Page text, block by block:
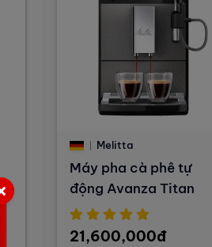
Melitta
Máy pha cà phê tự
động Avanza Titan
21,600,000đ